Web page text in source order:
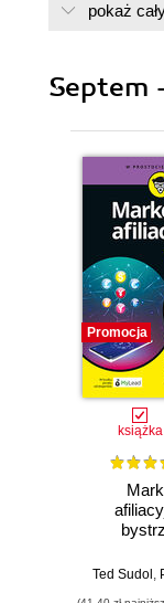
Rozdział 4.
Rozdział 6.
domu (119)
Rozdział 7.
Rozdział 8.
Źródła (155)
O autorce
pokaż
Septem
Promocja
książka
Ted Sudol